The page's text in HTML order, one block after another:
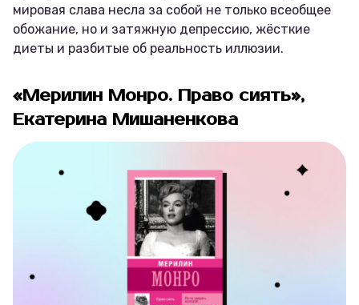
мировая слава несла за собой не только всеобщее
обожание, но и затяжную депрессию, жёсткие
диеты и разбитые об реальность иллюзии.
«Мерилин Монро. Право сиять»,
Екатерина Мишаненкова